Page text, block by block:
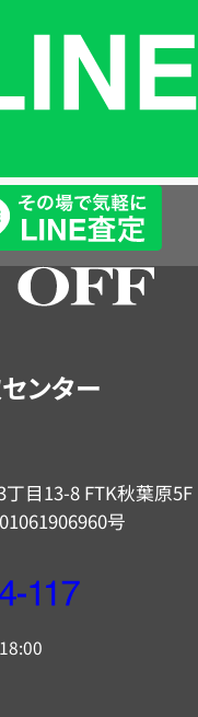
ンター
目13-8 FTK秋葉原5F
号